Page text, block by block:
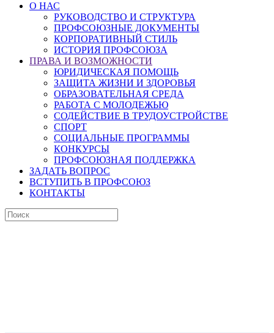
О НАС
РУКОВОДСТВО И СТРУКТУРА
ПРОФСОЮЗНЫЕ ДОКУМЕНТЫ
КОРПОРАТИВНЫЙ СТИЛЬ
ИСТОРИЯ ПРОФСОЮЗА
ПРАВА И ВОЗМОЖНОСТИ
ЮРИДИЧЕСКАЯ ПОМОЩЬ
ЗАЩИТА ЖИЗНИ И ЗДОРОВЬЯ
ОБРАЗОВАТЕЛЬНАЯ СРЕДА
РАБОТА С МОЛОДЕЖЬЮ
СОДЕЙСТВИЕ В ТРУДОУСТРОЙСТВЕ
СПОРТ
СОЦИАЛЬНЫЕ ПРОГРАММЫ
КОНКУРСЫ
ПРОФСОЮЗНАЯ ПОДДЕРЖКА
ЗАДАТЬ ВОПРОС
ВСТУПИТЬ В ПРОФСОЮЗ
КОНТАКТЫ